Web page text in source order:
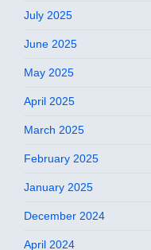
July 2025
June 2025
May 2025
April 2025
March 2025
February 2025
January 2025
December 2024
April 2024